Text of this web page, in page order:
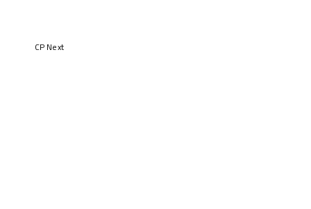
CP Next